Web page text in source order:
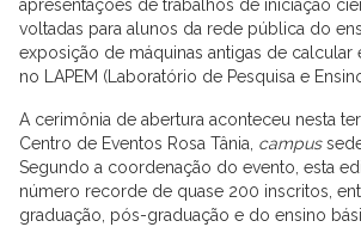
apresentações de trabalhos de iniciação
voltadas para alunos da rede pública do
exposição de máquinas antigas de calcular
no LAPEM (Laboratório de Pesquisa e
A cerimônia de abertura aconteceu nesta
Centro de Eventos Rosa Tânia, campus
Segundo a coordenação do evento, esta
número recorde de quase 200 inscritos,
graduação, pós-graduação e do ensino